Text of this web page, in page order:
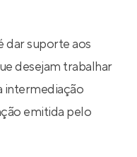
dar suporte aos
desejam trabalhar
intermediação
emitida pelo